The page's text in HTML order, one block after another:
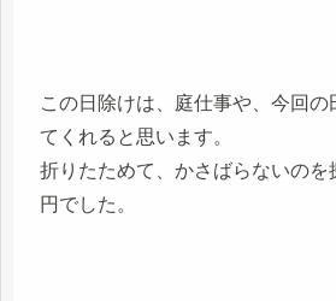
この日除けは、庭仕事や、今回の
てくれると思います。
折りたためて、かさばらないのを
円でした。